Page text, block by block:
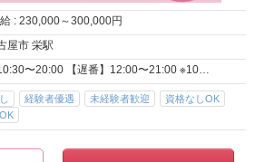
: 230,000～300,000円
屋市 栄駅
【早番】10:30〜20:00 【遅番】12:00〜21:00 ※10…
経験者優遇 未経験者歓迎
資格なしOK